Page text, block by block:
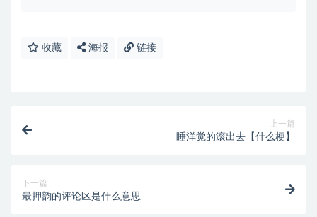
收藏 海报 链接
上一篇
睡洋觉的滚出去【什么梗】
下一篇
最押韵的评论区是什么意思